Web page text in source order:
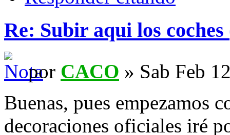
Re: Subir aqui los
por CACO » Sab Feb
Buenas, pues empezamos
decoraciones oficiales iré